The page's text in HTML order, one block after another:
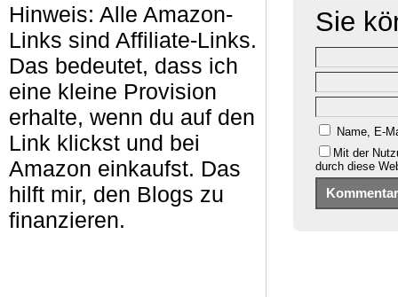
Hinweis: Alle Amazon-
Links sind Affiliate-Links.
Das bedeutet, dass ich
eine kleine Provision
erhalte, wenn du auf den
Link klickst und bei
Amazon einkaufst. Das
hilft mir, den Blogs zu
finanzieren.
Sie
Name, E-
Mit der
durch diese